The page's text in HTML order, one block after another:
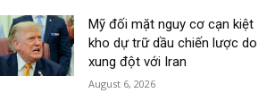
Mỹ đối mặt nguy cơ cạn kiệt
kho dự trữ dầu chiến lược do
xung đột với Iran
August 6, 2026